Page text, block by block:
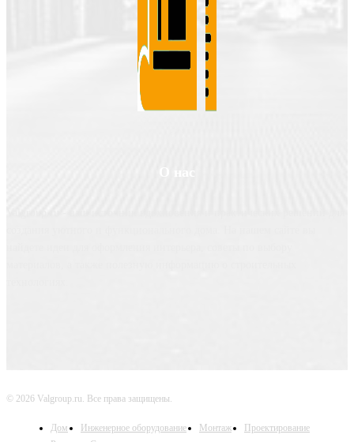
© 2026 Valgroup.ru. Все права защищены.
Дом Инженерное оборудование Монтаж
Проектирование